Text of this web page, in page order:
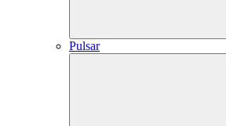
Pulsar